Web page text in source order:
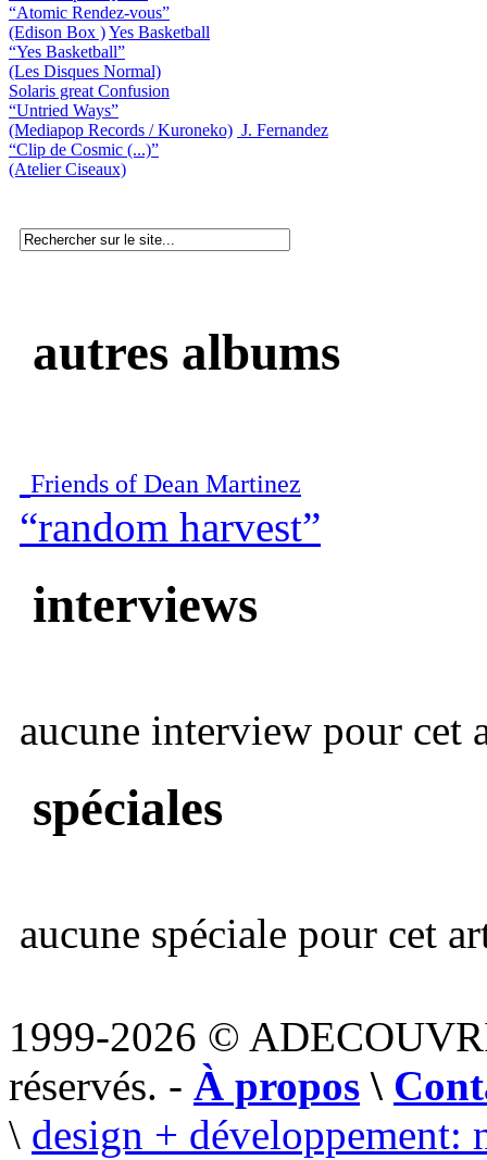
“Atomic Rendez-vous”
(Edison Box )Yes Basketball
“Yes Basketball”
(Les Disques Normal)
Solaris great Confusion
“Untried Ways”
(Mediapop Records / Kuroneko) J. Fernandez
“Clip de Cosmic (...)”
(Atelier Ciseaux)
autres albums
Friends of Dean Martinez
“random harvest”
interviews
aucune interview pour cet
spéciales
aucune spéciale pour cet
1999-2026 ©
réservés. - À propos \
\ design + développement: